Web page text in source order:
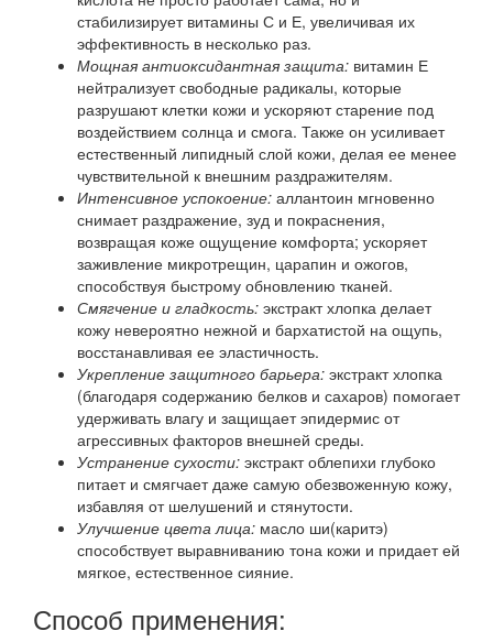
стабилизирует витамины С и Е, увеличивая их
эффективность в несколько раз.
Мощная антиоксидантная защита: витамин Е
нейтрализует свободные радикалы, которые
разрушают клетки кожи и ускоряют старение под
воздействием солнца и смога. Также он усиливает
естественный липидный слой кожи, делая ее менее
чувствительной к внешним раздражителям.
Интенсивное успокоение: аллантоин мгновенно
снимает раздражение, зуд и покраснения,
возвращая коже ощущение комфорта; ускоряет
заживление микротрещин, царапин и ожогов,
способствуя быстрому обновлению тканей.
Смягчение и гладкость: экстракт хлопка делает
кожу невероятно нежной и бархатистой на ощупь,
восстанавливая ее эластичность.
Укрепление защитного барьера: экстракт хлопка
(благодаря содержанию белков и сахаров) помогает
удерживать влагу и защищает эпидермис от
агрессивных факторов внешней среды.
Устранение сухости: экстракт облепихи глубоко
питает и смягчает даже самую обезвоженную кожу,
избавляя от шелушений и стянутости.
Улучшение цвета лица: масло ши(каритэ)
способствует выравниванию тона кожи и придает ей
мягкое, естественное сияние.
Способ применения: